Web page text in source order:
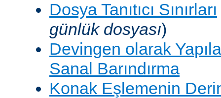
Dosya Tanıtıcı Sınırları
günlük dosyası)
Devingen olarak
Sanal Barındırma
Konak Eşlemenin